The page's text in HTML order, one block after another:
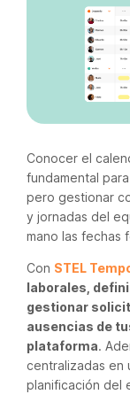
Conocer el
fundamental
pero gestionar
y jornadas del
mano las fechas
Con STEL
laborales,
gestionar
ausencias de
plataforma.
centralizadas en
planificación del